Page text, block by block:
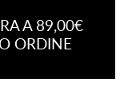
A 89,00€
ORDINE